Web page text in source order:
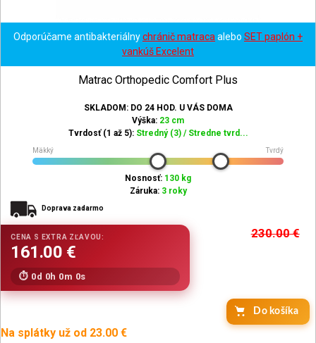
Odporúčame antibakteriálnychránič matraca alebo SET paplón +
vankúš Excelent
Matrac Orthopedic Comfort Plus
SKLADOM: DO 24 HOD. U VÁS DOMA
Výška: 23 cm
Tvrdosť (1 až 5): Stredný (3) / Stredne tvrd...
Mäkký Tvrdý
Nosnosť: 130 kg
Záruka: 3 roky
Doprava zadarmo
230.00€
0d 0h 0m 0s
Do košíka
Na splátky už od 23.00 €